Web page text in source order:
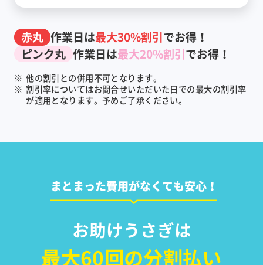
赤丸 作業日は最大30%割引でお得！
ピンク丸 作業日は最大20%割引でお得！
※ 他の割引との併用不可となります。
※ 割引率についてはお問合せいただいた日での最大の割引率
が適用となります。予めご了承ください。
まとまった費用がなくても安心！
お助けうさぎは
最大60回の分割払い